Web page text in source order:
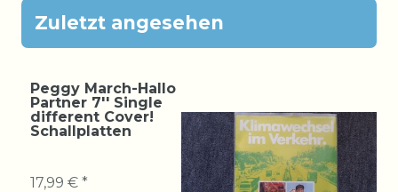
Zuletzt angesehen
Peggy March-Hallo
Partner 7'' Single
different Cover!
Schallplatten
17,99 € *